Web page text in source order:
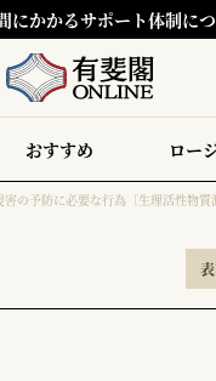
にかかるサポート体制に
おすすめ ロー
害の予防に必要な行為〔生理活性物質